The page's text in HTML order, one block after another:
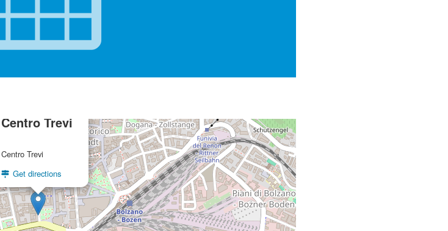
Centro Trevi
Centro Trevi
Get directions